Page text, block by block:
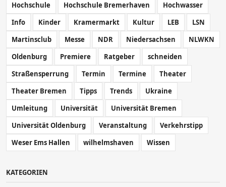
Hochschule
Hochschule Bremerhaven
Hochwasser
Info
Kinder Kramermarkt Kultur LEB
LSN
Martinsclub
Messe NDR Niedersachsen
NLWKN
Oldenburg
Premiere Ratgeber
schneiden
Straßensperrung
Termin Termine
Theater
Theater Bremen
Tipps Trends
Ukraine
Umleitung
Universität
Universität Bremen
Universität Oldenburg
Veranstaltung
Verkehrstipp
Weser Ems Hallen
wilhelmshaven Wissen
KATEGORIEN